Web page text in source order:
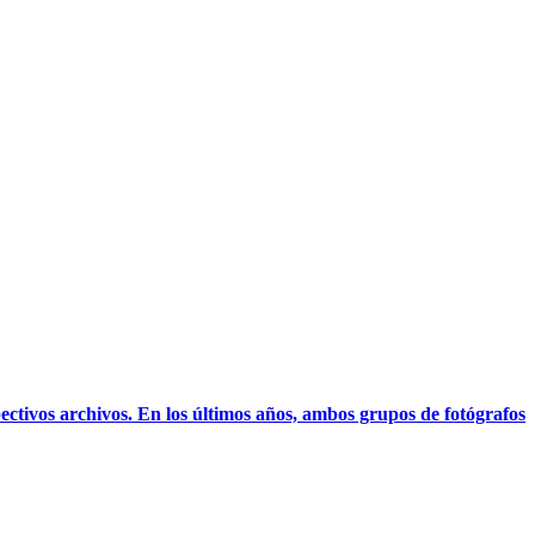
archivos. En los últimos años, ambos grupos de fotógrafos